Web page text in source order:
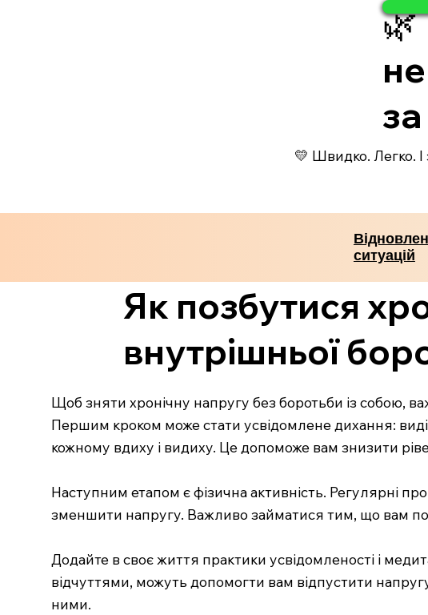
🌿
💛 Швидко. Легко. І
ситуацій
Як позбутися
внутрішньої
Щоб зняти хронічну напругу без боротьби із собою,
Першим кроком може стати усвідомлене дихання:
кожному вдиху і видиху. Це допоможе вам знизити
Наступним етапом є фізична активність. Регулярні
зменшити напругу. Важливо займатися тим, що вам
Додайте в своє життя практики усвідомленості і
відчуттями, можуть допомогти вам відпустити
ними.